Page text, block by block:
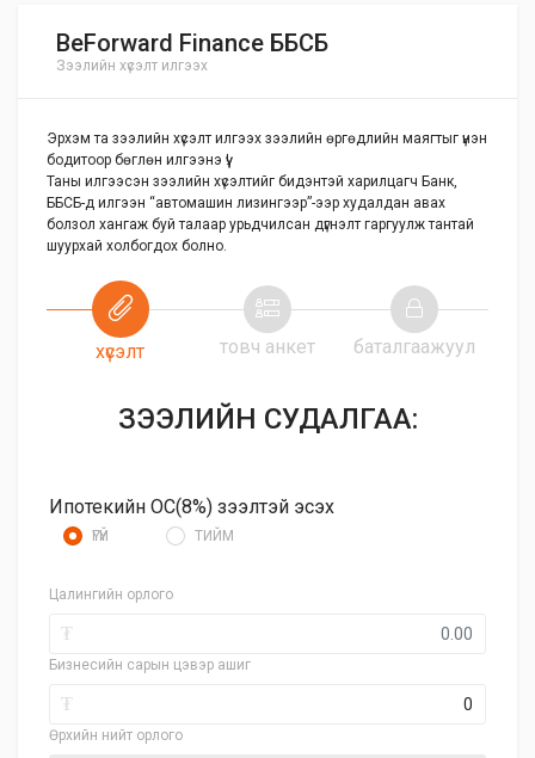
BeForward Finance ББСБ
Зээлийн хүсэлт илгээх
Эрхэм та зээлийн хүсэлт илгээх зээлийн өргөдлийн маягтыг үнэн
бодитоор бөглөн илгээнэ үү!
Таны илгээсэн зээлийн хүсэлтийг бидэнтэй харилцагч Банк,
ББСБ-д илгээн “автомашин лизингээр”-ээр худалдан авах
болзол хангаж буй талаар урьдчилсан дүгнэлт гаргуулж тантай
шуурхай холбогдох болно.
хүсэлт товч анкет баталгаажуул
ЗЭЭЛИЙН СУДАЛГАА:
Ипотекийн ОС(8%) зээлтэй эсэх
ҮГҮЙ ТИЙМ
Цалингийн орлого
₮
Бизнесийн сарын цэвэр ашиг
₮
Өрхийн нийт орлого